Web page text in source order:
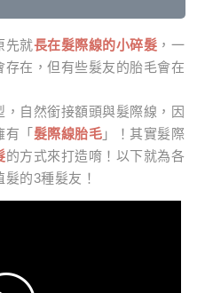
先就長在髮際線的小碎髮 ，一
在，但有些髮友的胎毛會在
自然銜接額頭與髮際線，因
「 髮際線胎毛 」！其實髮際
的方式來打造唷！以下就為各
的3種髮友！